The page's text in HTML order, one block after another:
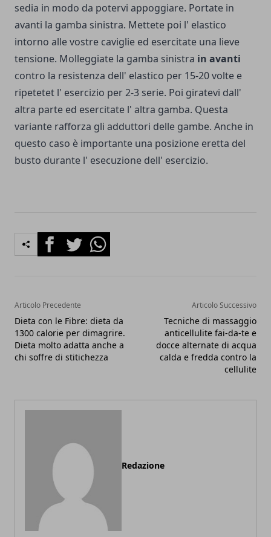
sedia in modo da potervi appoggiare. Portate in
avanti la gamba sinistra. Mettete poi l' elastico
intorno alle vo­stre caviglie ed esercitate una lieve
ten­sione. Molleggiate la gamba sinistra in avanti
contro la resistenza dell' elastico per 15-20 volte e
ripetetet l' esercizio per 2-3 serie. Poi giratevi dall'
altra parte ed esercitate l' altra gamba. Questa
variante rafforza gli adduttori delle gambe. Anche in
questo caso è importante una posizione eretta del
busto durante l' esecuzione dell' esercizio.
FacebookTwitterWhatsapp
Articolo Precedente
Dieta con le Fibre: dieta da
1300 calorie per dimagrire.
Dieta molto adatta anche a
chi soffre di stitichezza
Articolo Successivo
Tecniche di massaggio
anticellulite fai-da-te e
docce alternate di acqua
calda e fredda contro la
cellulite
Redazione